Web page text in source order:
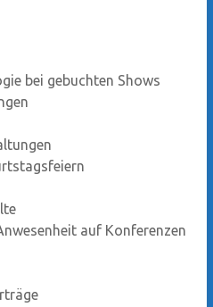
bei gebuchten Shows
auf Konferenzen